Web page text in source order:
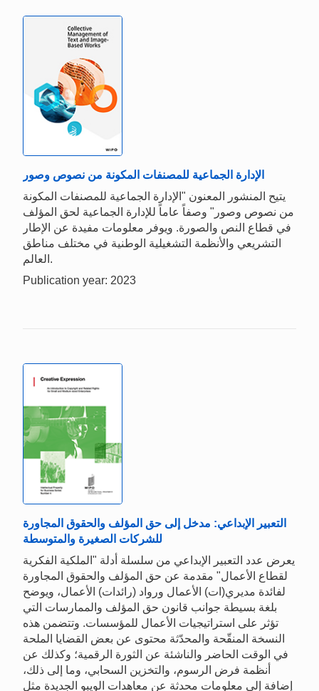
الإدارة الجماعية للمصنفات المكونة من نصوص وصور
يتيح المنشور المعنون "الإدارة الجماعية للمصنفات المكونة
من نصوص وصور" وصفاً عاماً للإدارة الجماعية لحق المؤلف
في قطاع النص والصورة. ويوفر معلومات مفيدة عن الإطار
التشريعي والأنظمة التشغيلية الوطنية في مختلف مناطق
العالم.
Publication year: 2023
التعبير الإبداعي: مدخل إلى حق المؤلف والحقوق المجاورة
للشركات الصغيرة والمتوسطة
يعرض عدد التعبير الإبداعي من سلسلة أدلة "الملكية الفكرية
لقطاع الأعمال" مقدمة عن حق المؤلف والحقوق المجاورة
لفائدة مديري(ات) الأعمال ورواد (رائدات) الأعمال، ويوضح
بلغة بسيطة جوانب قانون حق المؤلف والممارسات التي
تؤثر على استراتيجيات الأعمال للمؤسسات. وتتضمن هذه
النسخة المنقّحة والمحدّثة محتوى عن بعض القضايا الملحة
في الوقت الحاضر والناشئة عن الثورة الرقمية؛ وكذلك عن
أنظمة فرض الرسوم، والتخزين السحابي، وما إلى ذلك،
إضافة إلى معلومات محدثة عن معاهدات الويبو الجديدة مثل